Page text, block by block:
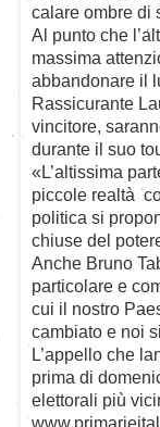
calare ombre di
Al punto che
massima
abbandonare il
Rassicurante
vincitore,
durante il suo
«L’altissima
piccole realtà
politica si
chiuse del
Anche Bruno
particolare e
cui il nostro
cambiato e noi
L’appello che
prima di
elettorali più